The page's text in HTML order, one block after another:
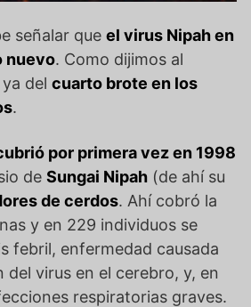
señalar que el virus Nipah en
nuevo. Como dijimos al
del cuarto brote en los
.
por primera vez en 1998
de Sungai Nipah (de ahí su
de cerdos. Ahí cobró la
y en 229 individuos se
febril, enfermedad causada
del virus en el cerebro, y, en
respiratorias graves.